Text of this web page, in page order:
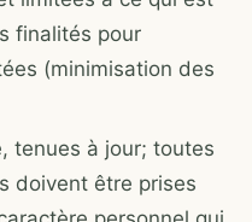
finalités pour
(minimisation des
tenues à jour; toutes
doivent être prises